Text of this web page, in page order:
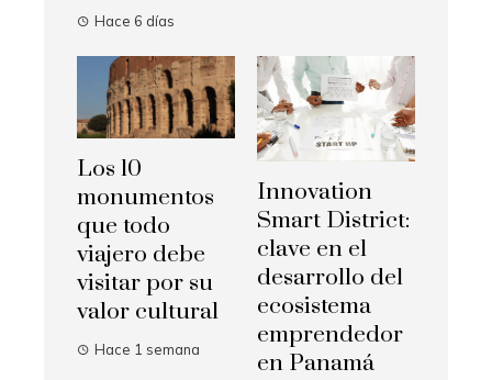
Hace 6 días
Los 10
monumentos
que todo
viajero debe
visitar por su
valor cultural
Hace 1 semana
Innovation
Smart District:
clave en el
desarrollo del
ecosistema
emprendedor
en Panamá